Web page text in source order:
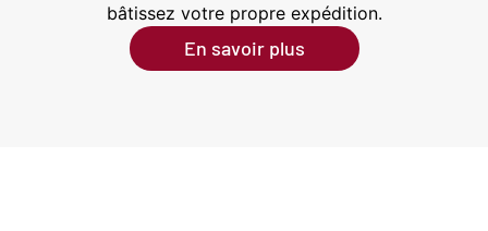
bâtissez votre propre expédition.
En savoir plus